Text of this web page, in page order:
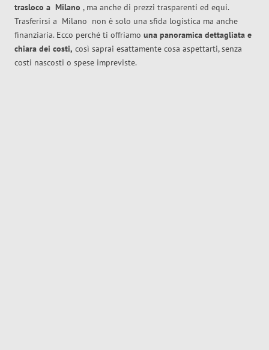
trasloco a Milano , ma anche di prezzi trasparenti ed equi.
Trasferirsi a Milano non è solo una sfida logistica ma anche
finanziaria. Ecco perché ti offriamo una panoramica dettagliata e
chiara dei costi, così saprai esattamente cosa aspettarti, senza
costi nascosti o spese impreviste.